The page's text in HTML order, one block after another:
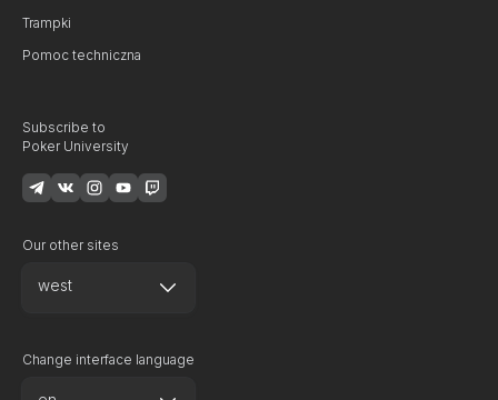
Trampki
Pomoc techniczna
Subscribe to
Poker University
Our other sites
west
Change interface language